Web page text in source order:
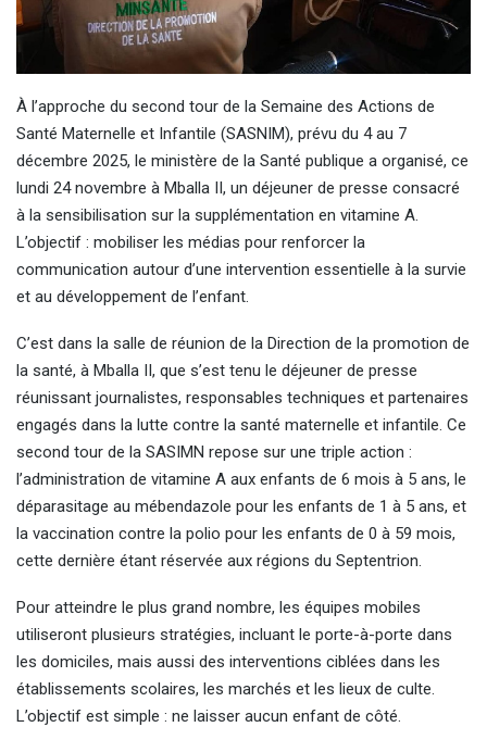
À l’approche du second tour de la Semaine des Actions de
Santé Maternelle et Infantile (SASNIM), prévu du 4 au 7
décembre 2025, le ministère de la Santé publique a organisé, ce
lundi 24 novembre à Mballa II, un déjeuner de presse consacré
à la sensibilisation sur la supplémentation en vitamine A.
L’objectif : mobiliser les médias pour renforcer la
communication autour d’une intervention essentielle à la survie
et au développement de l’enfant.
C’est dans la salle de réunion de la Direction de la promotion de
la santé, à Mballa II, que s’est tenu le déjeuner de presse
réunissant journalistes, responsables techniques et partenaires
engagés dans la lutte contre la santé maternelle et infantile. Ce
second tour de la SASIMN repose sur une triple action :
l’administration de vitamine A aux enfants de 6 mois à 5 ans, le
déparasitage au mébendazole pour les enfants de 1 à 5 ans, et
la vaccination contre la polio pour les enfants de 0 à 59 mois,
cette dernière étant réservée aux régions du Septentrion.
Pour atteindre le plus grand nombre, les équipes mobiles
utiliseront plusieurs stratégies, incluant le porte-à-porte dans
les domiciles, mais aussi des interventions ciblées dans les
établissements scolaires, les marchés et les lieux de culte.
L’objectif est simple : ne laisser aucun enfant de côté.